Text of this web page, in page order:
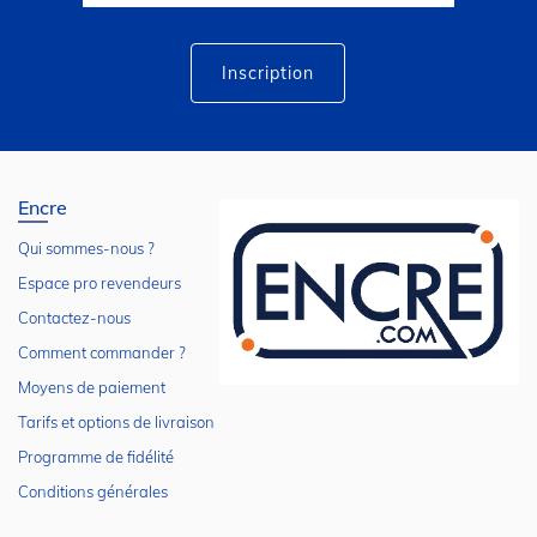
lettre
Inscription
Encre
Qui sommes-nous ?
Espace pro revendeurs
Contactez-nous
Comment commander ?
Moyens de paiement
Tarifs et options de livraison
Programme de fidélité
Conditions générales